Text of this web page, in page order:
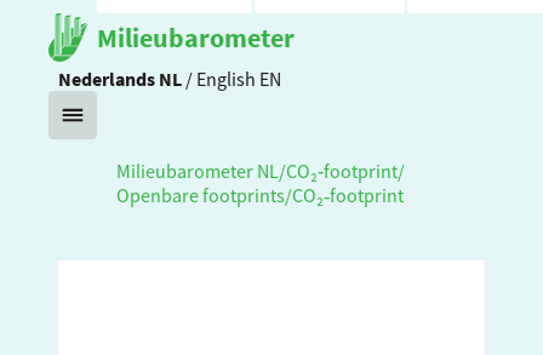
Milieubarometer
Nederlands NL / English EN
Milieubarometer NL /CO₂‑footprint/
Openbare footprints/CO₂‑footprint